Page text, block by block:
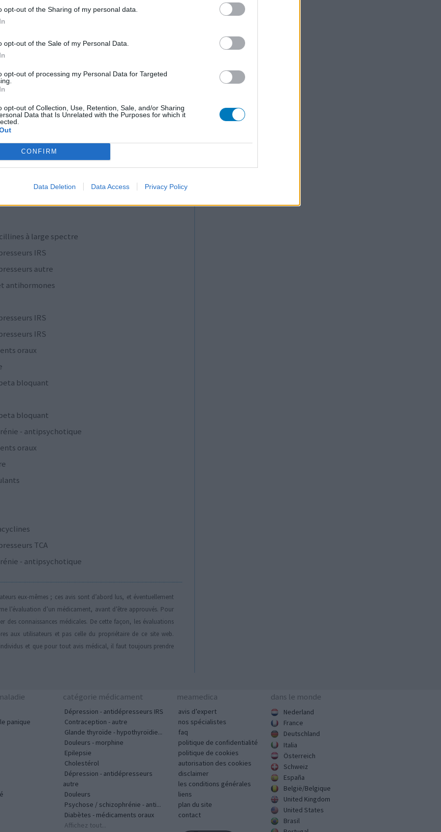
opt-out of the Sharing of my personal data.
opt-out of the Sale of my Personal Data.
opt-out of processing my Personal Data for Targeted
opt-out of Collection, Use, Retention, Sale, and/or Sharing
Data that Is Unrelated with the Purposes for which it
CONFIRM
Data Deletion Data Access Privacy Policy
0 réactions
1
d'avis
(à action lente)
autre
IRS
à large spectre
IRS
autre
antihormones
IRS
IRS
oraux
bloquant
bloquant
- antipsychotique
oraux
TCA
- antipsychotique
eux-mêmes ; ces avis sont d’abord lus, et éventuellement
l’évaluation d’un médicament, avant d’être approuvés. Pour
des connaissances médicales. De cette façon, les évaluations
aux utilisateurs et pas celle du propriétaire de ce site web.
et que pour tout avis médical, il faut toujours prendre
panique
catégorie médicament
Dépression - antidépresseurs IRS
Contraception - autre
Glande thyroïde - hypothyroïdie...
Douleurs - morphine
Epilepsie
Cholestérol
Dépression - antidépresseurs
autre
Douleurs
Psychose / schizophrénie - anti...
Diabètes - médicaments oraux
Affichez tout...
meamedica
avis d’expert
nos spécialistes
faq
politique de confidentialité
politique de cookies
autorisation des cookies
disclaimer
les conditions générales
liens
plan du site
contact
dans le monde
Nederland
France
Deutschland
Italia
Österreich
Schweiz
España
België/Belgique
United Kingdom
United States
Brasil